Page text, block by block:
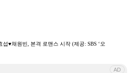
섭♥채원빈, 본격 로맨스 시작 (제공: SBS ‘오